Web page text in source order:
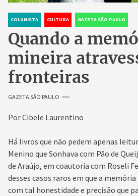
COLUNISTA CULTURA GAZETA SÃO PAULO
Quando a
mineira
fronteiras
GAZETA SÃO PAULO
Por Cibele Laurentino
Há livros que não pedem apenas
Menino que Sonhava com Pão de
de Araújo, em coautoria com Roseli
desses casos raros em que a
com tal honestidade e precisão que